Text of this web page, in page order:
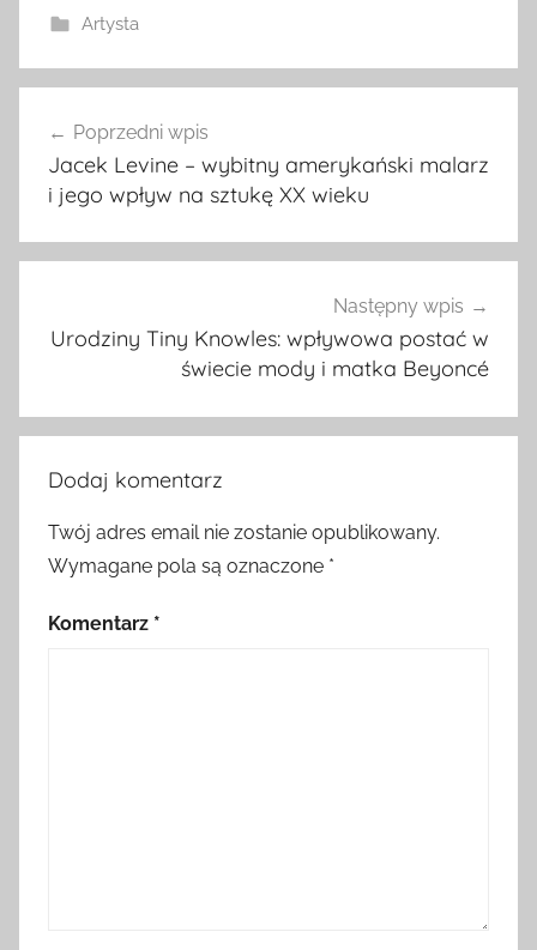
Artysta
wpisu
Poprzedni wpis
Jacek Levine – wybitny amerykański malarz
i jego wpływ na sztukę XX wieku
Następny wpis
Urodziny Tiny Knowles: wpływowa postać w
świecie mody i matka Beyoncé
Dodaj komentarz
Twój adres email nie zostanie opublikowany.
Wymagane pola są oznaczone *
Komentarz *